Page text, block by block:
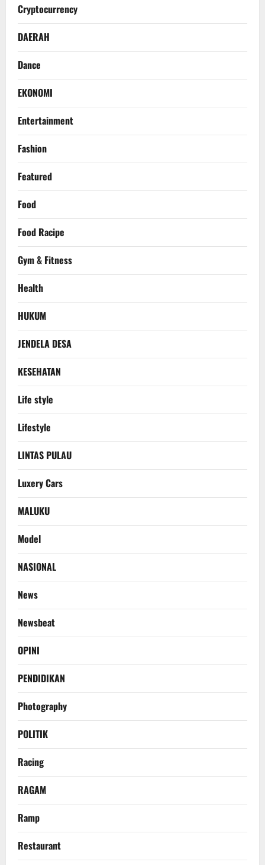
Cryptocurrency
DAERAH
Dance
EKONOMI
Entertainment
Fashion
Featured
Food
Food Racipe
Gym & Fitness
Health
HUKUM
JENDELA DESA
KESEHATAN
Life style
Lifestyle
LINTAS PULAU
Luxery Cars
MALUKU
Model
NASIONAL
News
Newsbeat
OPINI
PENDIDIKAN
Photography
POLITIK
Racing
RAGAM
Ramp
Restaurant